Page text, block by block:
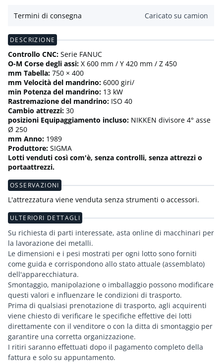
Termini di consegna Caricato su camion
DESCRIZIONE
Controllo CNC: Serie FANUC
O-M Corse degli assi: X 600 mm / Y 420 mm / Z 450
mm Tabella: 750 × 400
mm Velocità del mandrino: 6000 giri/
min Potenza del mandrino: 13 kW
Rastremazione del mandrino: ISO 40
Cambio attrezzi: 30
posizioni Equipaggiamento incluso: NIKKEN divisore 4° asse
Ø 250
mm Anno: 1989
Produttore: SIGMA
Lotti venduti così com'è, senza controlli, senza attrezzi o
portaattrezzi.
OSSERVAZIONI
L'attrezzatura viene venduta senza strumenti o accessori.
ULTERIORI DETTAGLI
Su richiesta di parti interessate, asta online di macchinari per
la lavorazione dei metalli.
Le dimensioni e i pesi mostrati per ogni lotto sono forniti
come guida e corrispondono allo stato attuale (assemblato)
dell'apparecchiatura.
Smontaggio, manipolazione o imballaggio possono modificare
questi valori e influenzare le condizioni di trasporto.
Prima di qualsiasi prenotazione di trasporto, agli acquirenti
viene chiesto di verificare le specifiche effettive dei lotti
direttamente con il venditore o con la ditta di smontaggio per
garantire una corretta organizzazione.
I ritiri saranno effettuati dopo il pagamento completo della
fattura e solo su appuntamento.